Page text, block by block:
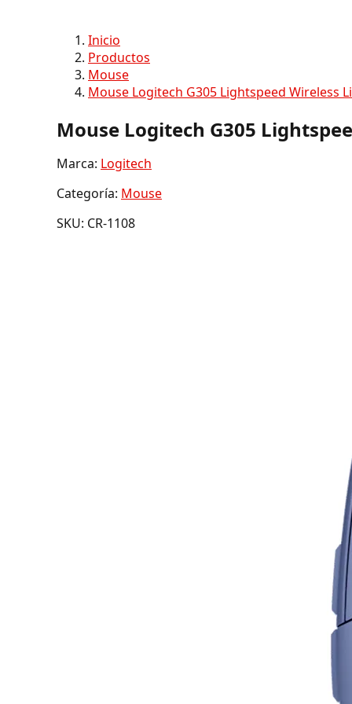
Inicio
Productos
Mouse
Mouse Logitech G305 Lightspeed Wireless
Mouse Logitech G305
Marca: Logitech
Categoría: Mouse
SKU: CR-1108